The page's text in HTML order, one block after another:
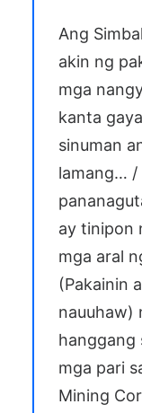
Ang
akin ng
mga
kanta
sinuman
lamang… /
ay tinipon
mga aral
(Pakainin
nauuhaw)
hanggang
mga pari
Mining